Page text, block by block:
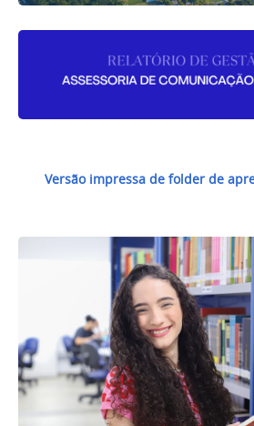
Versão impressa de folder de